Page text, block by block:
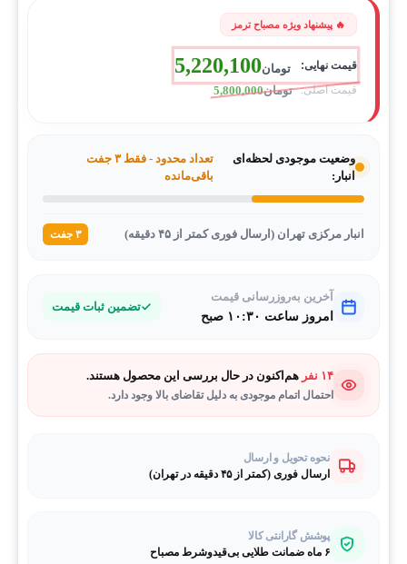
تومان5,800,000
تومان5,220,100
وضعیت موجودی لحظه‌ای
انبار:
تعداد محدود - فقط ۳ جفت
باقی‌مانده
انبار مرکزی تهران (ارسال فوری کمتر از ۴۵ دقیقه) ۳ جفت
آخرین به‌روزرسانی قیمت
امروز ساعت ۱۰:۳۰ صبح
تضمین ثبات قیمت
۱۴ نفر هم‌اکنون در حال بررسی این محصول هستند.
احتمال اتمام موجودی به دلیل تقاضای بالا وجود دارد.
نحوه تحویل و ارسال
ارسال فوری (کمتر از ۴۵ دقیقه در تهران)
پوشش گارانتی کالا
۶ ماه ضمانت طلایی بی‌قیدوشرط مصباح